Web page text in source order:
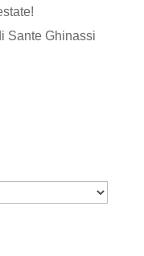
Sante Ghinassi